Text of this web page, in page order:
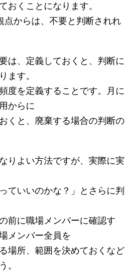
おくことになります。
点からは、不要と判断されれ
は、定義しておくと、判断に
ます。
度を定義することです。月に
からに
くと、廃棄する場合の判断の
りよい方法ですが、実際に実
ていいのかな？」とさらに判
前に職場メンバーに確認す
メンバー全員を
場所、範囲を決めておくなど
。